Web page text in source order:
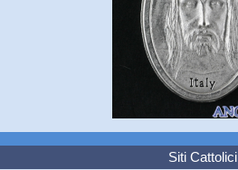
Siti Cattolici